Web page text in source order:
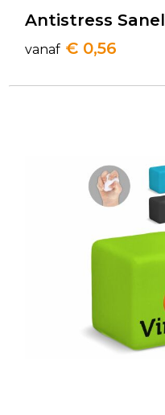
Antistress Sanel
vanaf € 0,56